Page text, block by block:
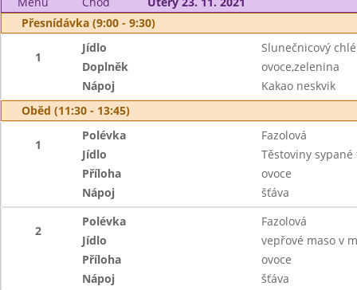
Přesnídávka (9:00 - 9:30)
1
Jídlo
Slunečnicový
Doplněk
ovoce,zelenina
Nápoj
Kakao neskvik
Oběd (11:30 - 13:45)
1
Polévka
Fazolová
Jídlo
Těstoviny
Příloha
ovoce
Nápoj
šťáva
2
Polévka
Fazolová
Jídlo
vepřové maso v
Příloha
ovoce
Nápoj
šťáva